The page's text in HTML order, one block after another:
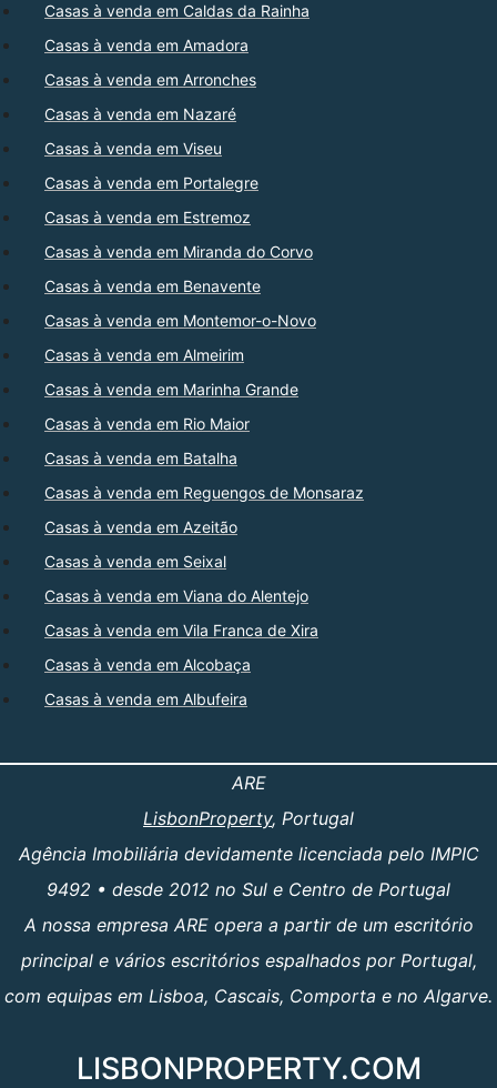
Casas à venda em Caldas da Rainha
Casas à venda em Amadora
Casas à venda em Arronches
Casas à venda em Nazaré
Casas à venda em Viseu
Casas à venda em Portalegre
Casas à venda em Estremoz
Casas à venda em Miranda do Corvo
Casas à venda em Benavente
Casas à venda em Montemor-o-Novo
Casas à venda em Almeirim
Casas à venda em Marinha Grande
Casas à venda em Rio Maior
Casas à venda em Batalha
Casas à venda em Reguengos de Monsaraz
Casas à venda em Azeitão
Casas à venda em Seixal
Casas à venda em Viana do Alentejo
Casas à venda em Vila Franca de Xira
Casas à venda em Alcobaça
Casas à venda em Albufeira
ARE
LisbonProperty, Portugal
Agência Imobiliária devidamente licenciada pelo IMPIC
9492 • desde 2012 no Sul e Centro de Portugal
A nossa empresa ARE opera a partir de um escritório
principal e vários escritórios espalhados por Portugal,
com equipas em Lisboa, Cascais, Comporta e no Algarve.
LISBONPROPERTY.COM